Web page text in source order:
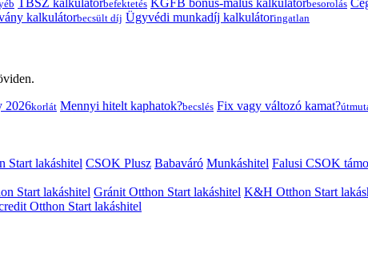
befektetés besorolás
kalkulátorbecsült díj Ügyvédi munkadíj kalkulátoringatlan
2026korlát Mennyi hitelt kaphatok?becslés Fix vagy változó kamat?
Start lakáshitel CSOK Plusz Babaváró Munkáshitel Falusi CSOK
Start lakáshitel Gránit Otthon Start lakáshitel K&H Otthon Start
Otthon Start lakáshitel